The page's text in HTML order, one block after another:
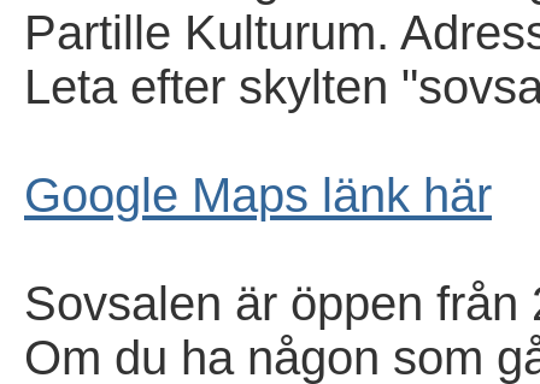
Partille Kulturum.
Leta efter skylten
Google Maps länk här
Sovsalen är öppen från
Om du ha någon som